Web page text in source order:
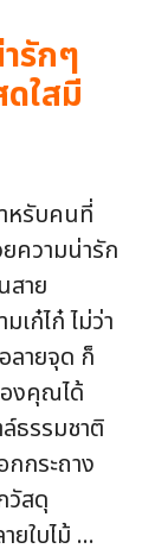
รักๆ
ใสมี
หรับคนที่
ความน่ารัก
สาย
เก๋ไก๋ ไม่ว่า
ลายจุด ก็
งคุณได้
ธรรมชาติ
กระถาง
วัสดุ
ยใบไม้ ...